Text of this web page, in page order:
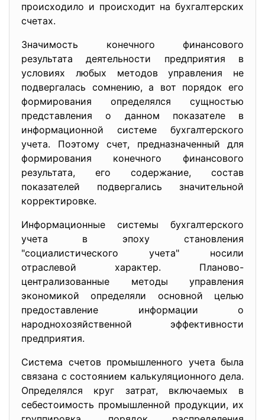
происходило и происходит на бухгалтерских
счетах.
Значимость конечного финансового
результата деятельности предприятия в
условиях любых методов управления не
подвергалась сомнению, а вот порядок его
формирования определялся сущностью
представления о данном показателе в
информационной системе бухгалтерского
учета. Поэтому счет, предназначенный для
формирования конечного финансового
результата, его содержание, состав
показателей подвергались значительной
корректировке.
Информационные системы бухгалтерского
учета в эпоху становления
"социалистического учета" носили
отраслевой характер. Планово-
централизованные методы управления
экономикой определяли основной це­лью
предоставление информации о
народнохозяйственной эффективности
предприятия.
Система счетов промышленного учета была
связана с состоянием калькуляционного дела.
Определялся круг затрат, включаемых в
себестоимость промышленной продукции, их